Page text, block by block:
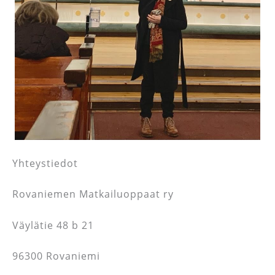
Yhteystiedot
Rovaniemen Matkailuoppaat ry
Väylätie 48 b 21
96300 Rovaniemi